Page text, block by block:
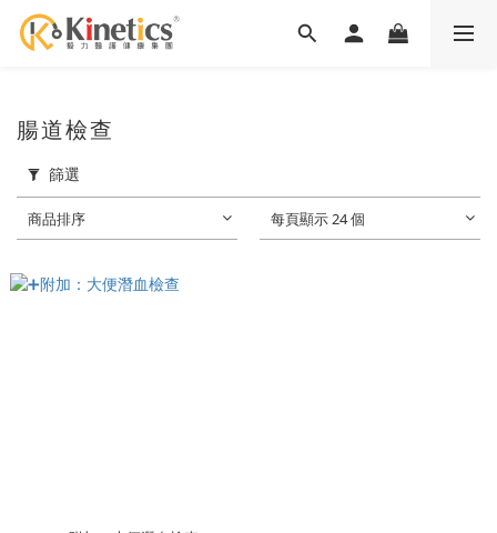
腸道檢查
篩選
商品排序 每頁顯示 24 個